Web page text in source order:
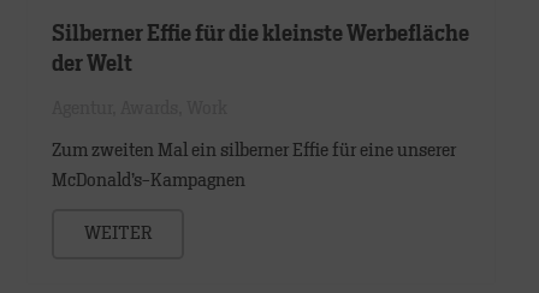
Silberner Effie für die kleinste Werbefläche
der Welt
Zum zweiten Mal ein silberner Effie für eine unserer
McDonald’s-Kampagnen
WEITER